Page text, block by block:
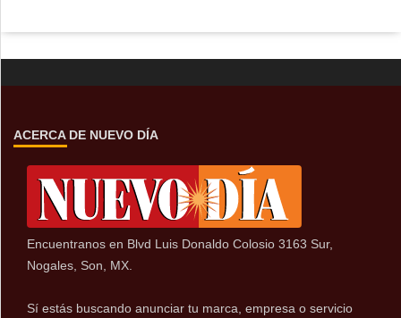
ACERCA DE NUEVO DÍA
Encuentranos en Blvd Luis Donaldo Colosio 3163 Sur,
Nogales, Son, MX.
Sí estás buscando anunciar tu marca, empresa o servicio